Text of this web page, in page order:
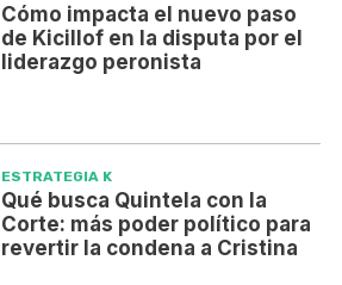
Cómo impacta el nuevo paso
de Kicillof en la disputa por el
liderazgo peronista
ESTRATEGIA K
Qué busca Quintela con la
Corte: más poder político para
revertir la condena a Cristina